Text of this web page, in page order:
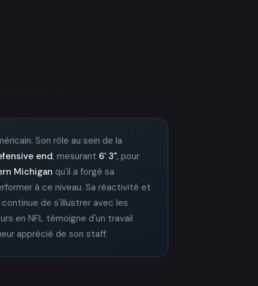
Son rôle au sein de la
end, mesurant 6' 3", pour
Michigan qu'il a forgé sa
à ce niveau. Sa réactivité et
continue de s'illustrer avec les
en NFL témoigne d'un travail
apprécié de son staff.